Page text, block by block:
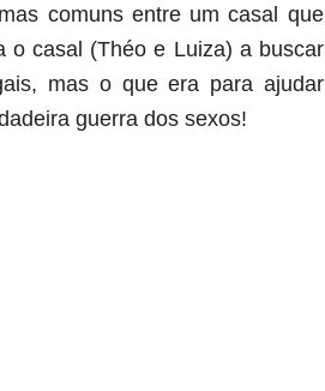
comuns entre um casal que
o casal (Théo e Luiza) a buscar
mas o que era para ajudar
guerra dos sexos!